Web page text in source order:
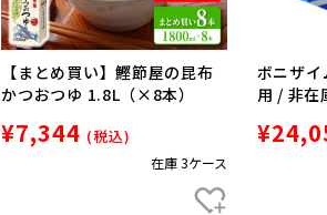
【まとめ買い】鰹節屋の昆布
かつおつゆ 1.8L（×8本）
¥7,344 (税込)
在庫 3ケース
ボニザ
用 / 非在